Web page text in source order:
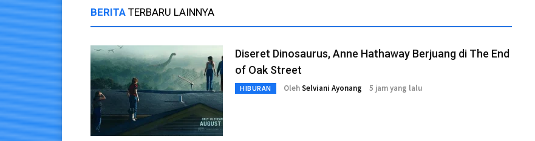
BERITA TERBARU LAINNYA
Diseret Dinosaurus, Anne Hathaway Berjuang di The End
of Oak Street
HIBURAN OlehSelviani Ayonang 5 jam yang lalu